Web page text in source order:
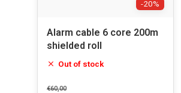
-20%
Alarm cable 6 core 200m
shielded roll
Out of stock
€60,00